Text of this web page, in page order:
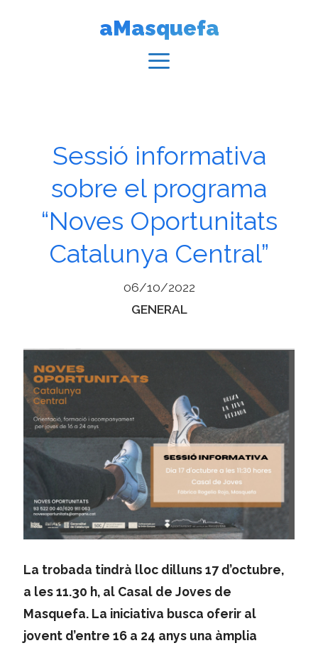
aMasquefa
Sessió informativa
sobre el programa
“Noves Oportunitats
Catalunya Central”
06/10/2022
Categories
GENERAL
La trobada tindrà lloc dilluns 17 d’octubre,
a les 11.30 h, al Casal de Joves de
Masquefa. La iniciativa busca oferir al
jovent d’entre 16 a 24 anys una àmplia